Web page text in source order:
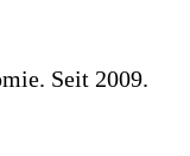
Seit 2009.